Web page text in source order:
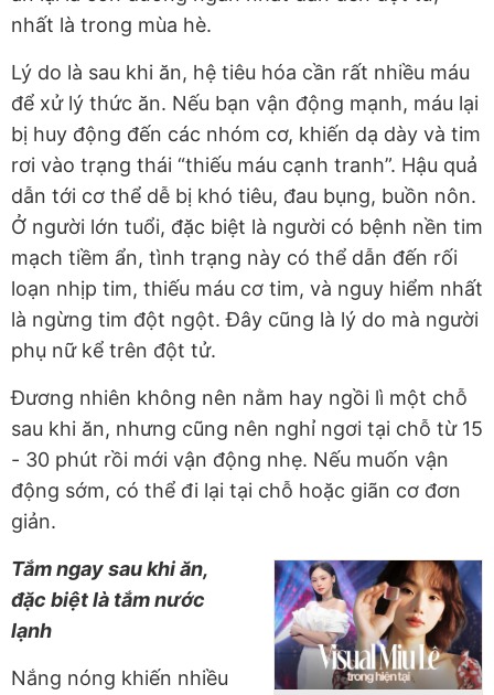
nhất là trong mùa hè.
Lý do là sau khi ăn, hệ tiêu hóa cần rất nhiều máu
để xử lý thức ăn. Nếu bạn vận động mạnh, máu lại
bị huy động đến các nhóm cơ, khiến dạ dày và tim
rơi vào trạng thái “thiếu máu cạnh tranh”. Hậu quả
dẫn tới cơ thể dễ bị khó tiêu, đau bụng, buồn nôn.
Ở người lớn tuổi, đặc biệt là người có bệnh nền tim
mạch tiềm ẩn, tình trạng này có thể dẫn đến rối
loạn nhịp tim, thiếu máu cơ tim, và nguy hiểm nhất
là ngừng tim đột ngột. Đây cũng là lý do mà người
phụ nữ kể trên đột tử.
Đương nhiên không nên nằm hay ngồi lì một chỗ
sau khi ăn, nhưng cũng nên nghỉ ngơi tại chỗ từ 15
- 30 phút rồi mới vận động nhẹ. Nếu muốn vận
động sớm, có thể đi lại tại chỗ hoặc giãn cơ đơn
giản.
Tắm ngay sau khi ăn,
đặc biệt là tắm nước
lạnh
Nắng nóng khiến nhiều